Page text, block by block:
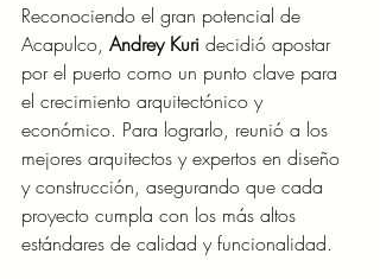
Reconociendo el gran potencial de
Acapulco, Andrey Kuri decidió apostar
por el puerto como un punto clave para
el crecimiento arquitectónico y
económico. Para lograrlo, reunió a los
mejores arquitectos y expertos en diseño
y construcción, asegurando que cada
proyecto cumpla con los más altos
estándares de calidad y funcionalidad.